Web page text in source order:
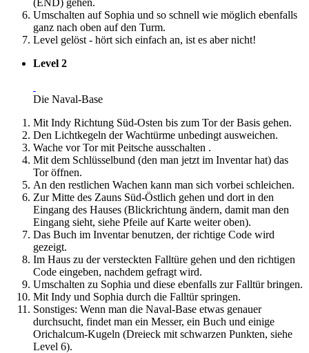
Umschalten auf Sophia und so schnell wie möglich ebenfalls
ganz nach oben auf den Turm.
Level gelöst - hört sich einfach an, ist es aber nicht!
Level 2
Die Naval-Base
Mit Indy Richtung Süd-Osten bis zum Tor der Basis gehen.
Den Lichtkegeln der Wachtürme unbedingt ausweichen.
Wache vor Tor mit Peitsche ausschalten .
Mit dem Schlüsselbund (den man jetzt im Inventar hat) das
Tor öffnen.
An den restlichen Wachen kann man sich vorbei schleichen.
Zur Mitte des Zauns Süd-Östlich gehen und dort in den
Eingang des Hauses (Blickrichtung ändern, damit man den
Eingang sieht, siehe Pfeile auf Karte weiter oben).
Das Buch im Inventar benutzen, der richtige Code wird
gezeigt.
Im Haus zu der versteckten Falltüre gehen und den richtigen
Code eingeben, nachdem gefragt wird.
Umschalten zu Sophia und diese ebenfalls zur Falltür bringen.
Mit Indy und Sophia durch die Falltür springen.
Sonstiges: Wenn man die Naval-Base etwas genauer
durchsucht, findet man ein Messer, ein Buch und einige
Orichalcum-Kugeln (Dreieck mit schwarzen Punkten, siehe
Level 6).